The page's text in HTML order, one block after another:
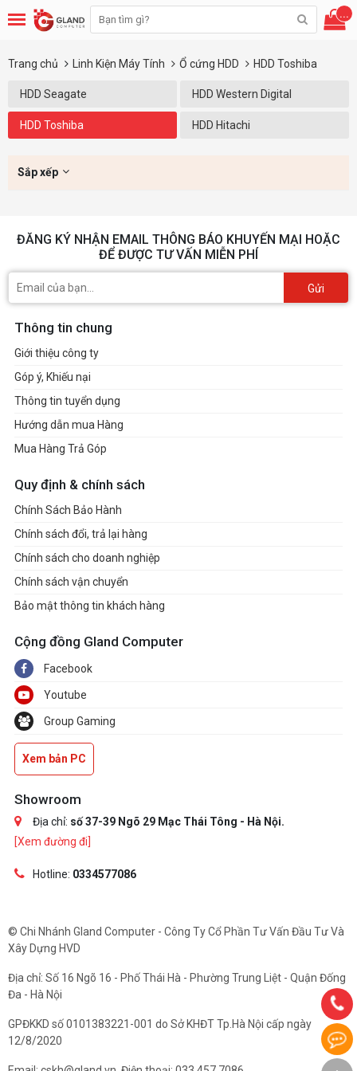
...
Trang chủ Linh Kiện Máy Tính Ổ cứng HDD HDD Toshiba
HDD Seagate HDD Western Digital
HDD Toshiba HDD Hitachi
Sắp xếp
ĐĂNG KÝ NHẬN EMAIL THÔNG BÁO KHUYẾN MẠI HOẶC
ĐỂ ĐƯỢC TƯ VẤN MIỄN PHÍ
Gửi
Thông tin chung
Giới thiệu công ty
Góp ý, Khiếu nại
Thông tin tuyển dụng
Hướng dẫn mua Hàng
Mua Hàng Trả Góp
Quy định & chính sách
Chính Sách Bảo Hành
Chính sách đổi, trả lại hàng
Chính sách cho doanh nghiệp
Chính sách vận chuyển
Bảo mật thông tin khách hàng
Cộng đồng Gland Computer
Facebook
Youtube
Group Gaming
Xem bản PC
Showroom
Địa chỉ: số 37-39 Ngõ 29 Mạc Thái Tông - Hà Nội.
[Xem đường đi]
Hotline: 0334577086
© Chi Nhánh Gland Computer - Công Ty Cổ Phần Tư Vấn Đầu Tư Và
Xây Dựng HVD
Địa chỉ: Số 16 Ngõ 16 - Phố Thái Hà - Phường Trung Liệt - Quận Đống
Đa - Hà Nội
GPĐKKD số 0101383221-001 do Sở KHĐT Tp.Hà Nội cấp ngày
12/8/2020